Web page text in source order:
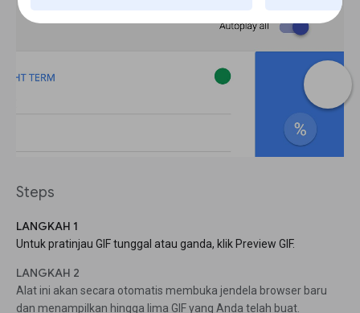
Steps
LANGKAH 1
Untuk pratinjau GIF tunggal atau ganda, klik Preview GIF.
LANGKAH 2
Alat ini akan secara otomatis membuka jendela browser baru
dan menampilkan hingga lima GIF yang Anda telah buat.